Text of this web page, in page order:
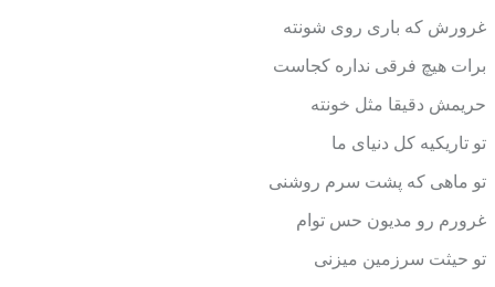
غرورش که باری روی شونته
برات هیچ فرقی نداره کجاست
حریمش دقیقا مثل خونته
تو تاریکیه کل دنیای ما
تو ماهی که پشت سرم روشنی
غرورم رو مدیون حس توام
تو حیثت سرزمین میزنی